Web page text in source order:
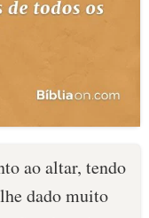
ao altar, tendo
dado muito